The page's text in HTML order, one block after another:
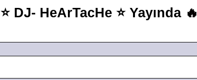
⭐ DJ- HeArTacHe ⭐ Yayında 🔥